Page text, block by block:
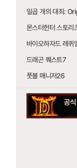
일곱 개의 대죄:
몬스터헌터 스토리
바이오하자드 레퀴
드래곤 퀘스트7
풋볼 매니저26